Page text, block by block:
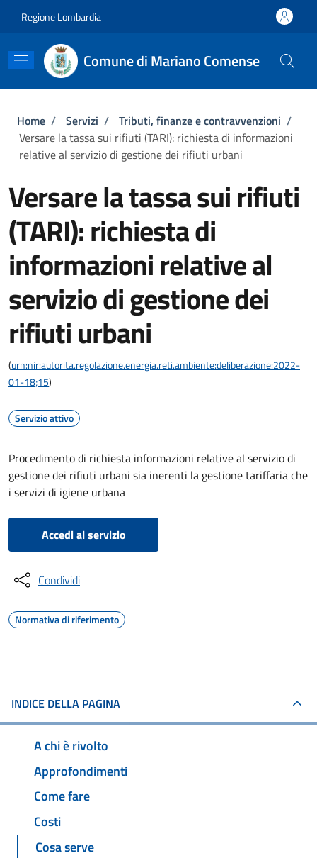
Regione Lombardia
Comune di Mariano Comense
Briciole di pane
Home / Servizi / Tributi, finanze e contravvenzioni /
Versare la tassa sui rifiuti (TARI): richiesta di informazioni
relative al servizio di gestione dei rifiuti urbani
Versare la tassa sui rifiuti
(TARI): richiesta di
informazioni relative al
servizio di gestione dei
rifiuti urbani
(urn:nir:autorita.regolazione.energia.reti.ambiente:deliberazione:2022-
01-18;15)
Servizio attivo
Procedimento di richiesta informazioni relative al servizio di
gestione dei rifiuti urbani sia inerenti la gestione tariffaria che
i servizi di igiene urbana
Accedi al servizio
Condividi
Normativa di riferimento
INDICE DELLA PAGINA
A chi è rivolto
Approfondimenti
Come fare
Costi
Cosa serve